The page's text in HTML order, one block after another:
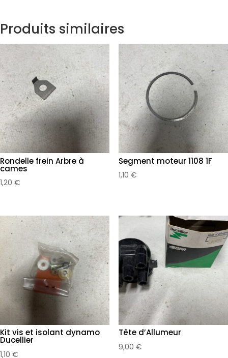
Produits similaires
Rondelle frein Arbre à
cames
1,20 €
Segment moteur 1108 1F
1,10 €
Kit vis et isolant dynamo
Ducellier
1,10 €
Tête d’Allumeur
9,00 €